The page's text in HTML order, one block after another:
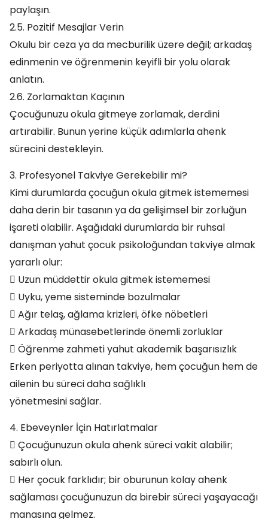
paylaşın.
2.5. Pozitif Mesajlar Verin
Okulu bir ceza ya da mecburilik üzere değil; arkadaş
edinmenin ve öğrenmenin keyifli bir yolu olarak
anlatın.
2.6. Zorlamaktan Kaçının
Çocuğunuzu okula gitmeye zorlamak, derdini
artırabilir. Bunun yerine küçük adımlarla ahenk
sürecini destekleyin.
3. Profesyonel Takviye Gerekebilir mi?
Kimi durumlarda çocuğun okula gitmek istememesi
daha derin bir tasanın ya da gelişimsel bir zorluğun
işareti olabilir. Aşağıdaki durumlarda bir ruhsal
danışman yahut çocuk psikoloğundan takviye almak
yararlı olur:
 Uzun müddettir okula gitmek istememesi
 Uyku, yeme sisteminde bozulmalar
 Ağır telaş, ağlama krizleri, öfke nöbetleri
 Arkadaş münasebetlerinde önemli zorluklar
 Öğrenme zahmeti yahut akademik başarısızlık
Erken periyotta alınan takviye, hem çocuğun hem de
ailenin bu süreci daha sağlıklı
yönetmesini sağlar.
4. Ebeveynler İçin Hatırlatmalar
 Çocuğunuzun okula ahenk süreci vakit alabilir;
sabırlı olun.
 Her çocuk farklıdır; bir oburunun kolay ahenk
sağlaması çocuğunuzun da birebir süreci yaşayacağı
manasına gelmez.